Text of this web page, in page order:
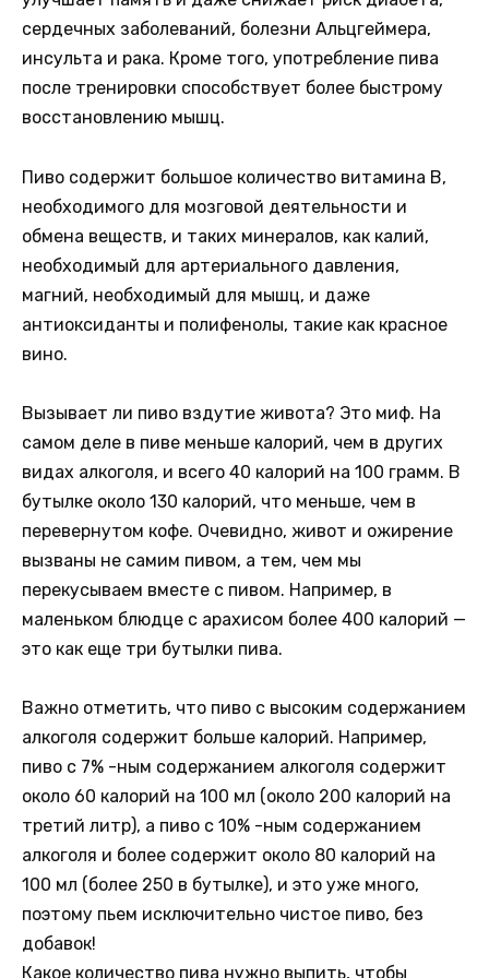
сердечных заболеваний, болезни Альцгеймера,
инсульта и рака. Кроме того, употребление пива
после тренировки способствует более быстрому
восстановлению мышц.
Пиво содержит большое количество витамина B,
необходимого для мозговой деятельности и
обмена веществ, и таких минералов, как калий,
необходимый для артериального давления,
магний, необходимый для мышц, и даже
антиоксиданты и полифенолы, такие как красное
вино.
Вызывает ли пиво вздутие живота? Это миф. На
самом деле в пиве меньше калорий, чем в других
видах алкоголя, и всего 40 калорий на 100 грамм. В
бутылке около 130 калорий, что меньше, чем в
перевернутом кофе. Очевидно, живот и ожирение
вызваны не самим пивом, а тем, чем мы
перекусываем вместе с пивом. Например, в
маленьком блюдце с арахисом более 400 калорий —
это как еще три бутылки пива.
Важно отметить, что пиво с высоким содержанием
алкоголя содержит больше калорий. Например,
пиво с 7% -ным содержанием алкоголя содержит
около 60 калорий на 100 мл (около 200 калорий на
третий литр), а пиво с 10% -ным содержанием
алкоголя и более содержит около 80 калорий на
100 мл (более 250 в бутылке), и это уже много,
поэтому пьем исключительно чистое пиво, без
добавок!
Какое количество пива нужно выпить, чтобы